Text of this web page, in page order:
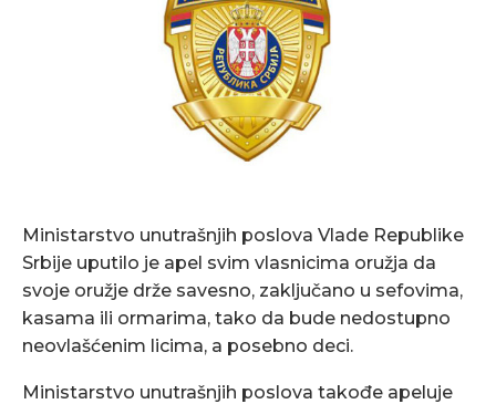
Ministarstvo unutrašnjih poslova Vlade Republike
Srbije uputilo je apel svim vlasnicima oružja da
svoje oružje drže savesno, zaključano u sefovima,
kasama ili ormarima, tako da bude nedostupno
neovlašćenim licima, a posebno deci.
Ministarstvo unutrašnjih poslova takođe apeluje